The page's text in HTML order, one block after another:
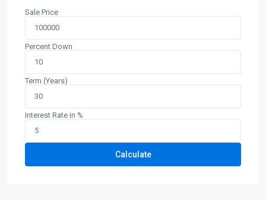
Sale Price
Percent Down
Term (Years)
Interest Rate in %
Calculate